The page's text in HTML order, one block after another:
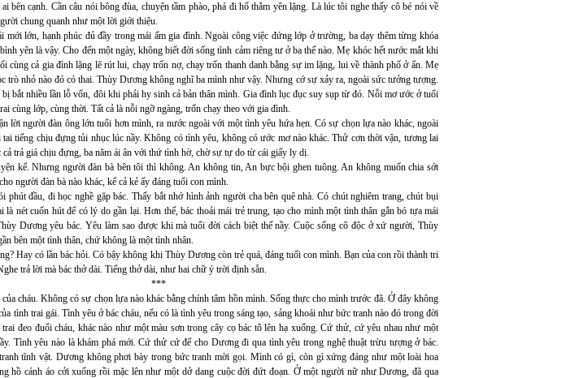
bên cạnh. Cần câu nói bông đùa, chuyện tầm phào, phá đi hố thẳm yên lặng. Là lúc tôi nghe thấy cô bé nói về
chung quanh như một lời giới thiệu.
mới lớn, hạnh phúc đủ đầy trong mái ấm gia đình. Ngoài công việc đứng lớp ở trường, ba dạy thêm từng khóa
yên là vậy. Cho đến một ngày, không biết đời sống tình cảm riêng tư ở ba thế nào. Mẹ khóc hết nước mắt khi
cùng cả gia đình lặng lẽ rút lui, chạy trốn nợ, chạy trốn thanh danh bằng sự im lặng, lui về thành phố ở ẩn. Mẹ
trò nhỏ nào đó có thai. Thùy Dương không nghĩ ba mình như vậy. Nhưng cớ sự xảy ra, ngoài sức tưởng tượng.
bắt nhiều lần lỗ vốn, đôi khi phải hy sinh cả bản thân mình. Gia đình lục đục suy sụp từ đó. Nỗi mơ ước ở tuổi
cùng lớp, cùng thời. Tất cả là nỗi ngỡ ngàng, trốn chạy theo với gia đình.
lời người đàn ông lớn tuổi hơn mình, ra nước ngoài với một tình yêu hứa hẹn. Có sự chọn lựa nào khác, ngoài
tiếng chịu đựng tủi nhục lúc nầy. Không có tình yêu, không có ước mơ nào khác. Thử cơn thời vận, tương lai
trả giá chịu đựng, ba năm ái ân với thứ tình hờ, chờ sự tự do từ cái giấy ly dị.
kể. Nhưng người đàn bà bên tôi thì không. An không tin, An bực bội ghen tuông. An không muốn chia sớt
người đàn bà nào khác, kể cả kẻ ấy đáng tuổi con mình.
phút đầu, đi học nghề gặp bác. Thấy bắt nhớ hình ảnh người cha bên quê nhà. Có chút nghiêm trang, chút bụi
là nét cuốn hút để có lý do gần lại. Hơn thế, bác thoải mái trẻ trung, tạo cho mình một tình thân gắn bó tựa mái
Dương yêu bác. Yêu làm sao được khi mà tuổi đời cách biệt thế nầy. Cuộc sống cô độc ở xứ người, Thùy
bên một tình thân, chứ không là một tình nhân.
Hay có lần bác hỏi. Có bậy không khi Thùy Dương còn trẻ quá, đáng tuổi con mình. Bạn của con rồi thành tri
trả lời mà bác thở dài. Tiếng thở dài, như hai chữ ý trời định sẵn.
***
cháu. Không có sự chọn lựa nào khác bằng chính tâm hồn mình. Sống thực cho mình trước đã. Ở đây không
tình trai gái. Tình yêu ở bác cháu, nếu có là tình yêu trong sáng tạo, sảng khoái như bức tranh nào đó trong đời
đeo đuổi cháu, khác nào như một màu sơn trong cây cọ bác tô lên hạ xuống. Cứ thử, cứ yêu nhau như một
Tình yêu nào là khám phá mới. Cứ thử cứ để cho Dương đi qua tình yêu trong nghệ thuật trừu tượng ở bác.
tĩnh vật. Dương không phơi bày trong bức tranh mời gọi. Mình có gì, còn gì xứng đáng như một loài hoa
hồ cánh áo cởi xuống rồi mặc lên như một dở dang cuộc đời đứt đoạn. Ở một người nữ như Dương, đã qua